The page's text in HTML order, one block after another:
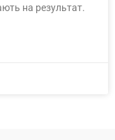
на результат.